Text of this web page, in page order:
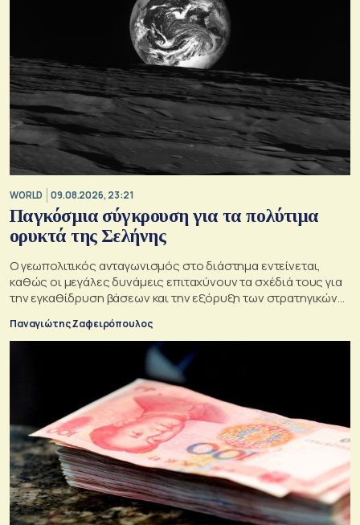
WORLD 09.08.2026, 23:21
Παγκόσμια σύγκρουση για τα πολύτιμα
ορυκτά της Σελήνης
Ο γεωπολιτικός ανταγωνισμός στο διάστημα εντείνεται,
καθώς οι μεγάλες δυνάμεις επιταχύνουν τα σχέδιά τους για
την εγκαθίδρυση βάσεων και την εξόρυξη των στρατηγικών
Παναγιώτης Ζαφειρόπουλος